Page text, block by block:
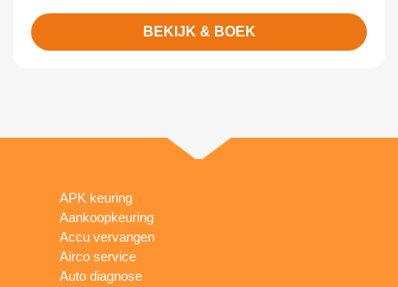
BEKIJK & BOEK
APK keuring
Aankoopkeuring
Accu vervangen
Airco service
Auto diagnose